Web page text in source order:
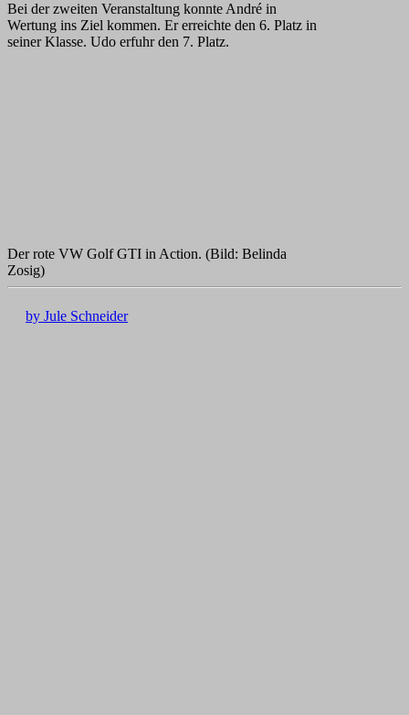
Bei der zweiten Veranstaltung konnte André in
Wertung ins Ziel kommen. Er erreichte den 6. Platz in
seiner Klasse. Udo erfuhr den 7. Platz.
Der rote VW Golf GTI in Action. (Bild: Belinda
Zosig)
by Jule Schneider